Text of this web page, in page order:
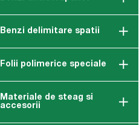
Benzi delimitare spatii
Folii polimerice speciale
Materiale de steag si
accesorii